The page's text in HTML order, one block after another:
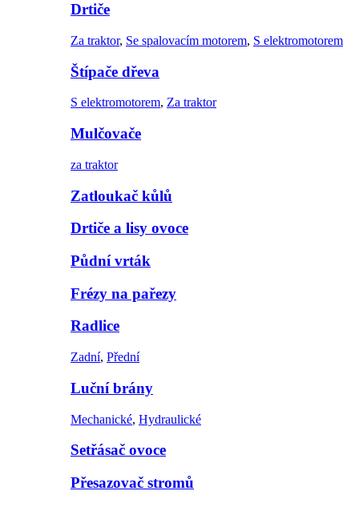
Drtiče
Za traktor, Se spalovacím motorem, S elektromotorem
Štípače dřeva
S elektromotorem, Za traktor
Mulčovače
za traktor
Zatloukač kůlů
Drtiče a lisy ovoce
Půdní vrták
Frézy na pařezy
Radlice
Zadní, Přední
Luční brány
Mechanické, Hydraulické
Setřásač ovoce
Přesazovač stromů